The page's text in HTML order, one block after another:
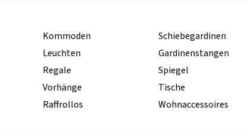
Kommoden
Leuchten
Regale
Vorhänge
Raffrollos
Schiebegardinen
Gardinenstangen
Spiegel
Tische
Wohnaccessoires